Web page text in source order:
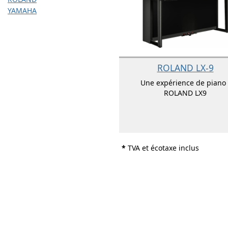
YAMAHA
ROLAND LX-9
Une expérience de piano
ROLAND LX9
* TVA et écotaxe inclus